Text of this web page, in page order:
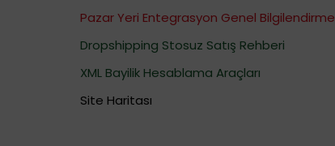
Pazar Yeri Entegrasyon Genel Bilgilendirme
Dropshipping Stosuz Satış Rehberi
XML Bayilik Hesablama Araçları
Site Haritası